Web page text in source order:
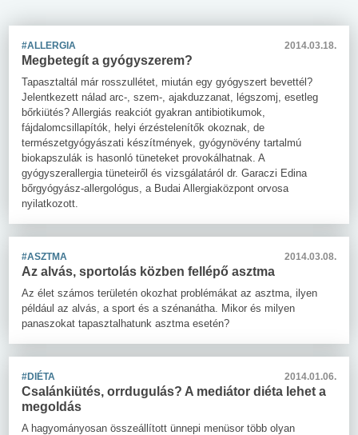
#ALLERGIA 2014.03.18.
Megbetegít a gyógyszerem?
Tapasztaltál már rosszullétet, miután egy gyógyszert bevettél?
Jelentkezett nálad arc-, szem-, ajakduzzanat, légszomj, esetleg
bőrkiütés? Allergiás reakciót gyakran antibiotikumok,
fájdalomcsillapítók, helyi érzéstelenítők okoznak, de
természetgyógyászati készítmények, gyógynövény tartalmú
biokapszulák is hasonló tüneteket provokálhatnak. A
gyógyszerallergia tüneteiről és vizsgálatáról dr. Garaczi Edina
bőrgyógyász-allergológus, a Budai Allergiaközpont orvosa
nyilatkozott.
#ASZTMA 2014.03.08.
Az alvás, sportolás közben fellépő asztma
Az élet számos területén okozhat problémákat az asztma, ilyen
például az alvás, a sport és a szénanátha. Mikor és milyen
panaszokat tapasztalhatunk asztma esetén?
#DIÉTA 2014.01.06.
Csalánkiütés, orrdugulás? A mediátor diéta lehet a
megoldás
A hagyományosan összeállított ünnepi menüsor több olyan